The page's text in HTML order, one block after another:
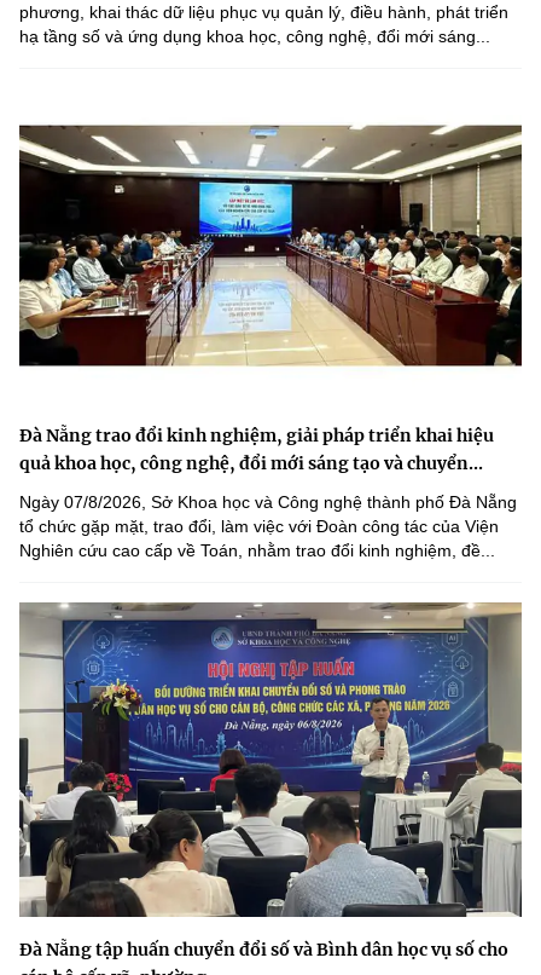
phương, khai thác dữ liệu phục vụ quản lý, điều hành, phát triển
hạ tầng số và ứng dụng khoa học, công nghệ, đổi mới sáng...
Đà Nẵng trao đổi kinh nghiệm, giải pháp triển khai hiệu
quả khoa học, công nghệ, đổi mới sáng tạo và chuyển...
Ngày 07/8/2026, Sở Khoa học và Công nghệ thành phố Đà Nẵng
tổ chức gặp mặt, trao đổi, làm việc với Đoàn công tác của Viện
Nghiên cứu cao cấp về Toán, nhằm trao đổi kinh nghiệm, đề...
Đà Nẵng tập huấn chuyển đổi số và Bình dân học vụ số cho